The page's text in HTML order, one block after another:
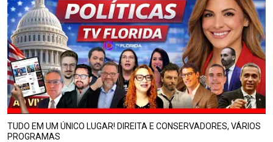
TUDO EM UM ÚNICO LUGAR! DIREITA E CONSERVADORES, VÁRIOS
PROGRAMAS